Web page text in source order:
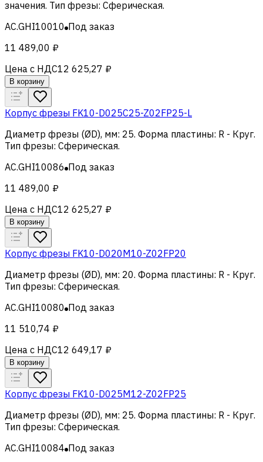
значения. Тип фрезы: Сферическая.
AC.GHI10010 Под заказ
11 489,00 ₽
Цена с НДС12 625,27 ₽
В корзину
Корпус фрезы FK10-D025C25-Z02FP25-L
Диаметр фрезы (ØD), мм: 25. Форма пластины: R - Круг.
Тип фрезы: Сферическая.
AC.GHI10086 Под заказ
11 489,00 ₽
Цена с НДС12 625,27 ₽
В корзину
Корпус фрезы FK10-D020M10-Z02FP20
Диаметр фрезы (ØD), мм: 20. Форма пластины: R - Круг.
Тип фрезы: Сферическая.
AC.GHI10080 Под заказ
11 510,74 ₽
Цена с НДС12 649,17 ₽
В корзину
Корпус фрезы FK10-D025M12-Z02FP25
Диаметр фрезы (ØD), мм: 25. Форма пластины: R - Круг.
Тип фрезы: Сферическая.
AC.GHI10084 Под заказ